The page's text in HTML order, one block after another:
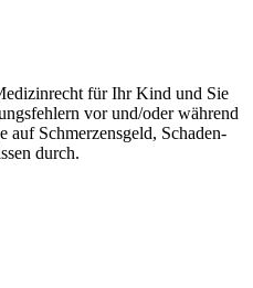
für Ihr Kind und Sie
vor und/oder während
auf Schmerzens­geld, Schaden­
durch.